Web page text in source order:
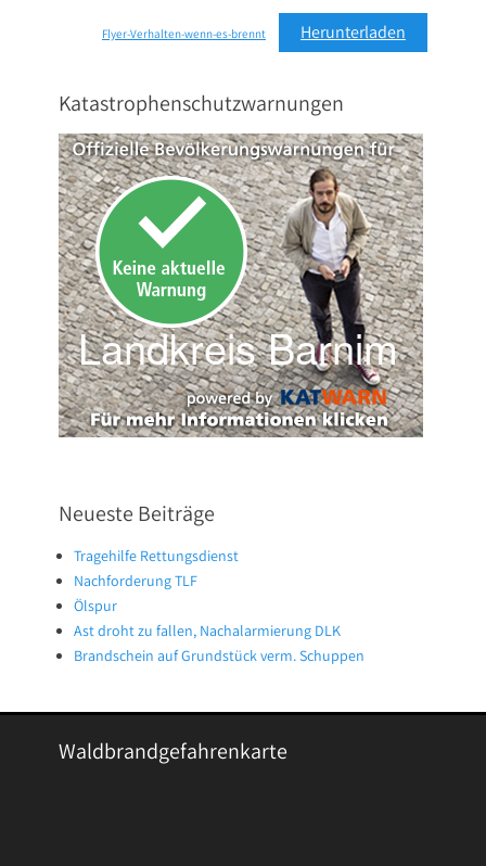
Flyer-Verhalten-wenn-es-brennt Herunterladen
Katastrophenschutzwarnungen
Neueste Beiträge
Tragehilfe Rettungsdienst
Nachforderung TLF
Ölspur
Ast droht zu fallen, Nachalarmierung DLK
Brandschein auf Grundstück verm. Schuppen
Waldbrandgefahrenkarte